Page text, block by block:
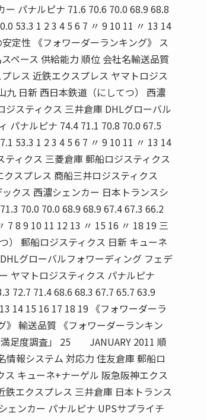
パナルピナ 71.6 70.6 70.0 68.9 68.8
53.3 1 2 3 4 5 6 7 〃 9 10 11 〃 13 14
定性 《フォワーダーランキング》 ス
ペース 供給能力 順位 会社名輸送品質
レス 近鉄エクスプレス ヤマトロジス
九 日新 西日本鉄道（にしてつ） 西濃
スティクス 三井倉庫 DHLグローバル
パナルピナ 74.4 71.1 70.8 70.0 67.5
53.3 1 2 3 4 5 6 7 〃 9 10 11 〃 13 14
ィクス 三菱倉庫 郵船ロジスティクス
スプレス 商船三井ロジスティクス
クス 西濃シェンカー 日本トランスシ
70.0 70.0 68.9 68.9 67.4 67.3 66.2
7 8 9 10 11 12 13 〃 15 16 〃 18 19 三
） 郵船ロジスティクス 日新 キューネ
グローバルフォワーディング フェデ
ヤマトロジスティクス パナルピナ
72.7 71.4 68.6 68.3 67.7 65.7 63.9
14 15 16 17 18 19 《フォワーダーラ
》 輸送品質 《フォワーダーランキン
満足度調査」 25 JANUARY 2011 順
報システム 対応力 住友倉庫 郵船ロ
キューネ+ナーゲル 阪急阪神エクス
鉄エクスプレス 三井倉庫 日本トランス
ェンカー パナルピナ UPSサプライチ